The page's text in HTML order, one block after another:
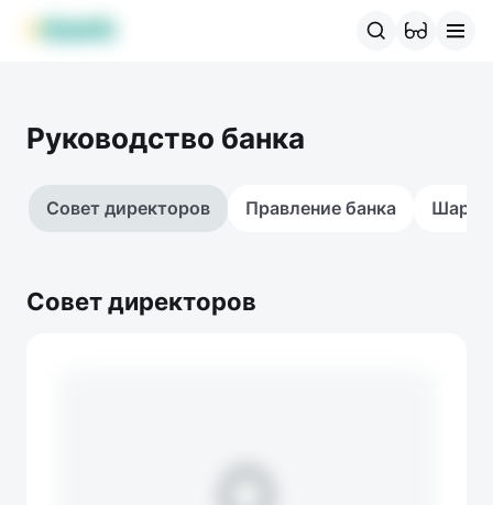
Продукты MBANK
Руководство банка
Совет директоров Правление банка
Совет директоров